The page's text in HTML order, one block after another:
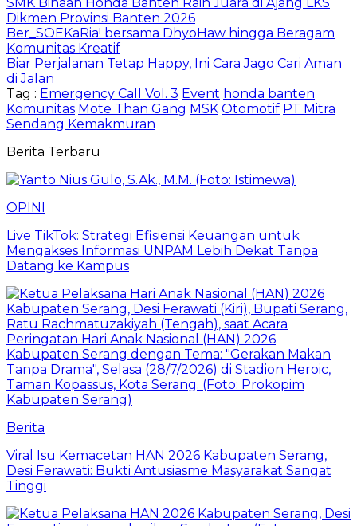
Dikmen Provinsi Banten 2026
Ber_SOEKaRia! bersama DhyoHaw hingga Beragam
Komunitas Kreatif
Biar Perjalanan Tetap Happy, Ini Cara Jago Cari Aman
di Jalan
Tag : Emergency Call Vol. 3 Event honda banten
Komunitas Mote Than Gang MSK Otomotif PT Mitra
Sendang Kemakmuran
Berita Terbaru
OPINI
Live TikTok: Strategi Efisiensi Keuangan untuk
Mengakses Informasi UNPAM Lebih Dekat Tanpa
Datang ke Kampus
Berita
Viral Isu Kemacetan HAN 2026 Kabupaten Serang,
Desi Ferawati: Bukti Antusiasme Masyarakat Sangat
Tinggi